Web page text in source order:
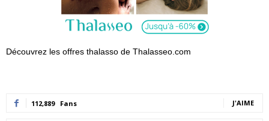
Découvrez les offres thalasso de Thalasseo.com
112,889 Fans J'AIME